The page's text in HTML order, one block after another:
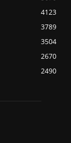
4123
3789
3504
2670
2490